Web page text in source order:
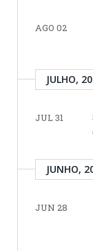
AGO 02
JULHO,
JUL 31
JUNHO,
JUN 28